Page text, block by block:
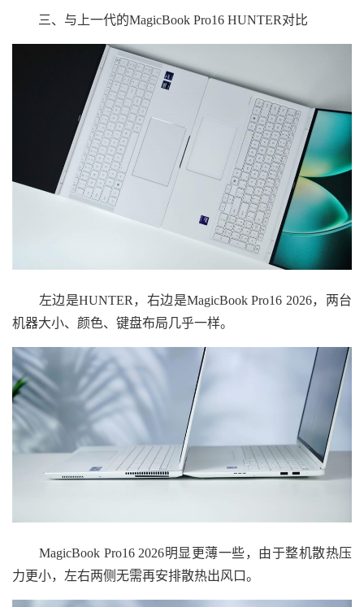
三、与上一代的MagicBook Pro16 HUNTER对比
左边是HUNTER，右边是MagicBook Pro16 2026，两台
机器大小、颜色、键盘布局几乎一样。
MagicBook Pro16 2026明显更薄一些，由于整机散热压
力更小，左右两侧无需再安排散热出风口。